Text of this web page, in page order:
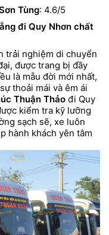
Tùng: 4.6/5
đi Quy Nhơn chất
trải nghiệm di chuyển
được trang bị đầy
là mẫu đời mới nhất,
thoải mái và êm ái
Thuận Thảo đi Quy
kiểm tra kỹ lưỡng
sạch sẽ, xe luôn
hành khách yên tâm